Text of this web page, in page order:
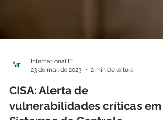
23 de mar. de 2023
CISA: Alerta de